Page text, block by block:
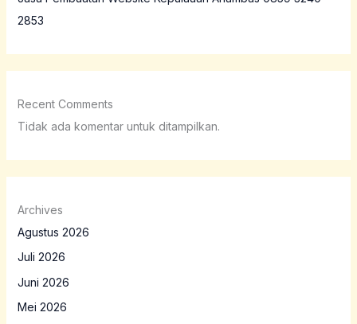
2853
Recent Comments
Tidak ada komentar untuk ditampilkan.
Archives
Agustus 2026
Juli 2026
Juni 2026
Mei 2026